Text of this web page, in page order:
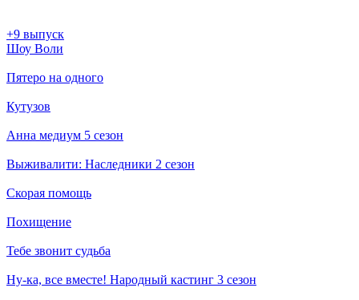
+9 выпуск
Шоу Воли
Пятеро на одного
Кутузов
Анна медиум 5 сезон
Выживалити: Наследники 2 сезон
Скорая помощь
Похищение
Тебе звонит судьба
Ну-ка, все вместе! Народный кастинг 3 сезон